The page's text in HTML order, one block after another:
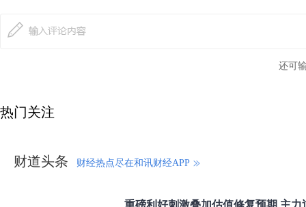
还可
热门关注
财道头条 财经热点尽在和讯财经APP